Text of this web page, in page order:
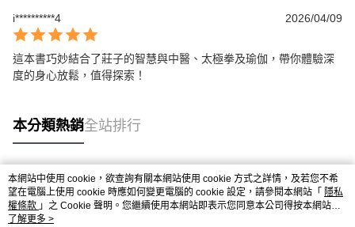
i**********4
2026/04/09
這本書巧妙結合了莊子的智慧與中醫、太極拳及瑜伽，帶你體驗深
度的身心放鬆，值得探索！
本分類熱銷全站排行
熱門標籤
本網站中使用 cookie，欲查詢有關本網站使用 cookie 方式之詳情，及若您不希
望在電腦上使用 cookie 時應如何變更電腦的 cookie 設定，請參閱本網站「 隱私
權條款 」之 Cookie 聲明。您繼續使用本網站即表示您同意本公司得按本網站使
用條款之 Cookie 聲明使用 cookie。
了解更多 >